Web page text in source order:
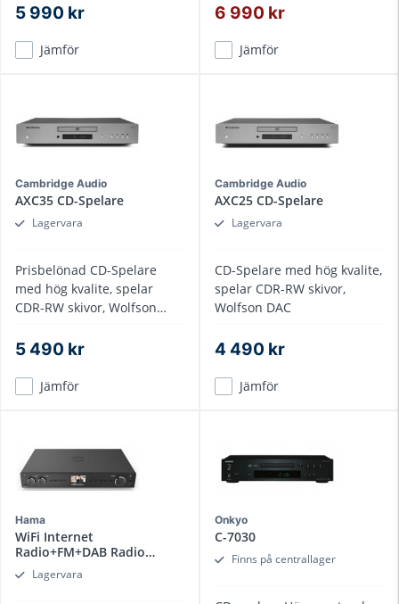
5 990 kr
Jämför
6 990 kr
Jämför
Cambridge Audio
AXC35 CD-Spelare
Lagervara
Prisbelönad CD-Spelare
med hög kvalite, spelar
CDR-RW skivor, Wolfson
5 490 kr
Jämför
Cambridge Audio
AXC25 CD-Spelare
Lagervara
CD-Spelare med hög kvalite,
spelar CDR-RW skivor,
Wolfson DAC
4 490 kr
Jämför
Hama
WiFi Internet
Radio+FM+DAB Radio
DIT2006BT
Lagervara
Onkyo
C-7030
Finns på centrallager